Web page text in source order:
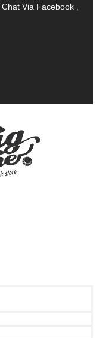
Chat Via Facebook